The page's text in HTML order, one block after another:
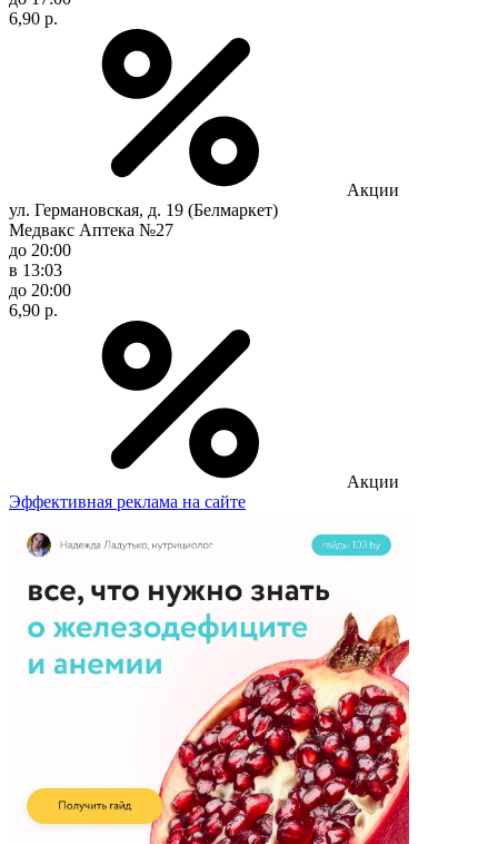
6,90 р.
Акции
ул. Германовская, д. 19 (Белмаркет)
Медвакс Аптека №27
до 20:00
в 13:03
до 20:00
6,90 р.
Акции
Эффективная реклама на сайте